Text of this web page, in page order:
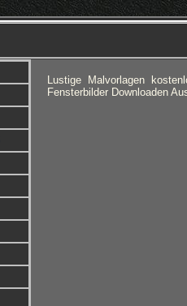
Lustige Malvorlagen
Fensterbilder Downloaden